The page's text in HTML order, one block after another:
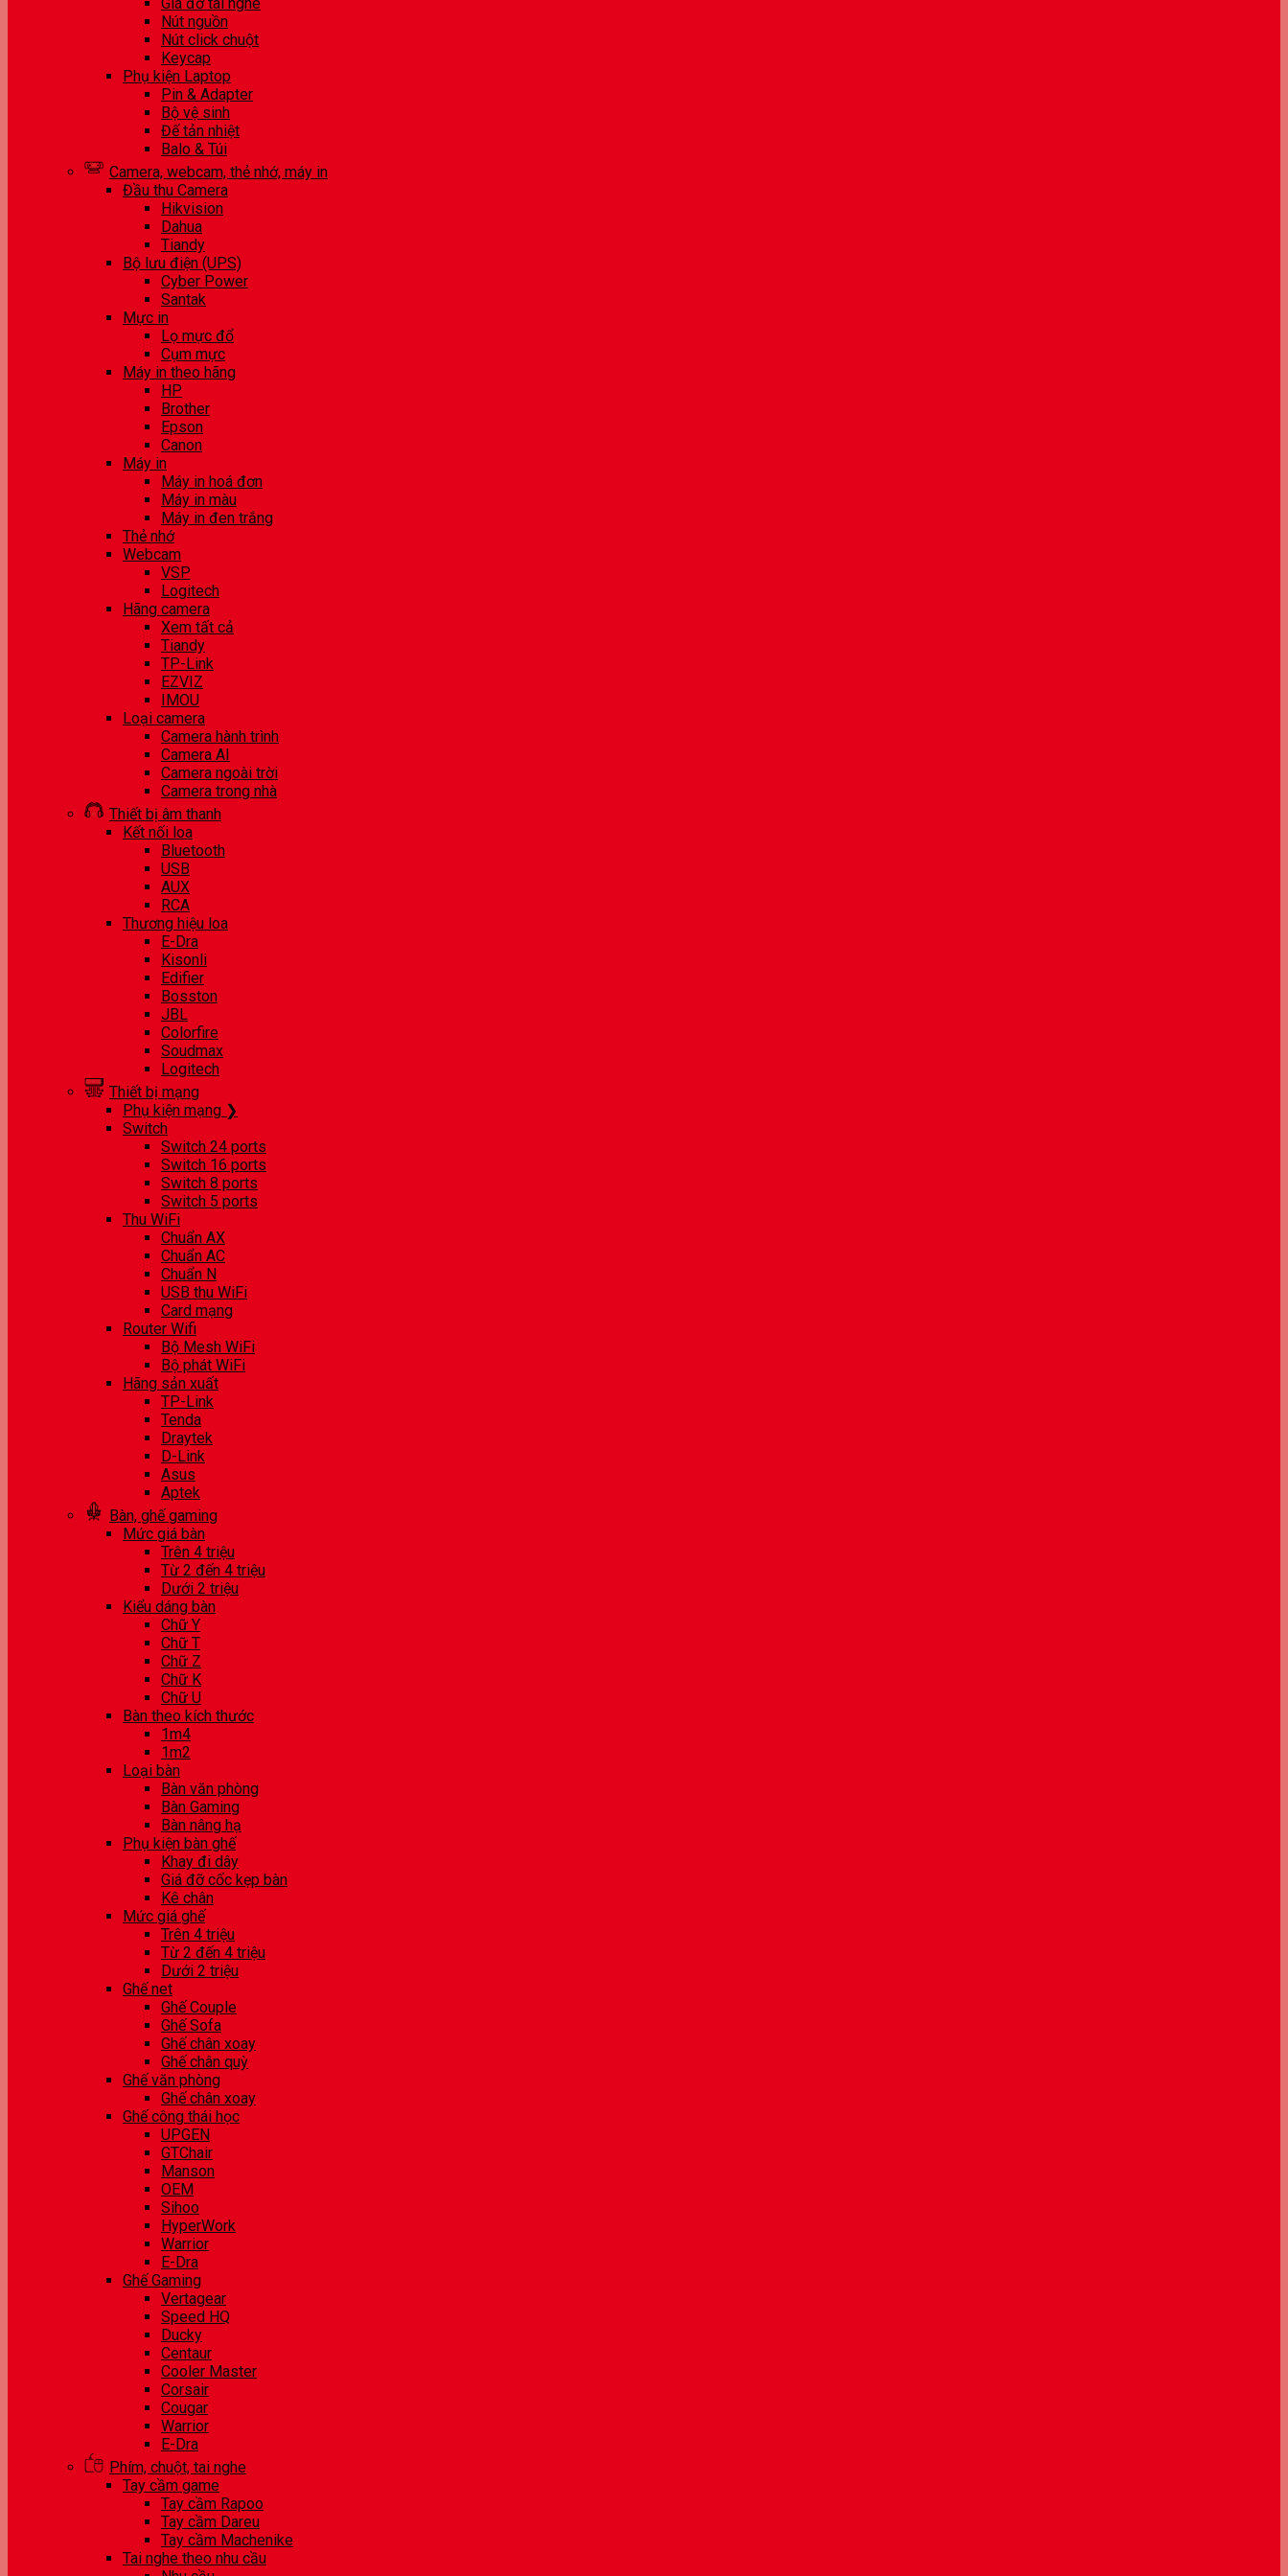
Nút nguồn
Nút click chuột
Keycap
Phụ kiện Laptop
Pin & Adapter
Bộ vệ sinh
Đế tản nhiệt
Balo & Túi
Camera, webcam, thẻ nhớ, máy in
Đầu thu Camera
Hikvision
Dahua
Tiandy
Bộ lưu điện (UPS)
Cyber Power
Santak
Mực in
Lọ mực đổ
Cụm mực
Máy in theo hãng
HP
Brother
Epson
Canon
Máy in
Máy in hoá đơn
Máy in màu
Máy in đen trắng
Thẻ nhớ
Webcam
VSP
Logitech
Hãng camera
Xem tất cả
Tiandy
TP-Link
EZVIZ
IMOU
Loại camera
Camera hành trình
Camera AI
Camera ngoài trời
Camera trong nhà
Thiết bị âm thanh
Kết nối loa
Bluetooth
USB
AUX
RCA
Thương hiệu loa
E-Dra
Kisonli
Edifier
Bosston
JBL
Colorfire
Soudmax
Logitech
Thiết bị mạng
Phụ kiện mạng ❯
Switch
Switch 24 ports
Switch 16 ports
Switch 8 ports
Switch 5 ports
Thu WiFi
Chuẩn AX
Chuẩn AC
Chuẩn N
USB thu WiFi
Card mạng
Router Wifi
Bộ Mesh WiFi
Bộ phát WiFi
Hãng sản xuất
TP-Link
Tenda
Draytek
D-Link
Asus
Aptek
Bàn, ghế gaming
Mức giá bàn
Trên 4 triệu
Từ 2 đến 4 triệu
Dưới 2 triệu
Kiểu dáng bàn
Chữ Y
Chữ T
Chữ Z
Chữ K
Chữ U
Bàn theo kích thước
1m4
1m2
Loại bàn
Bàn văn phòng
Bàn Gaming
Bàn nâng hạ
Phụ kiện bàn ghế
Khay đi dây
Giá đỡ cốc kẹp bàn
Kê chân
Mức giá ghế
Trên 4 triệu
Từ 2 đến 4 triệu
Dưới 2 triệu
Ghế net
Ghế Couple
Ghế Sofa
Ghế chân xoay
Ghế chân quỳ
Ghế văn phòng
Ghế chân xoay
Ghế công thái học
UPGEN
GTChair
Manson
OEM
Sihoo
HyperWork
Warrior
E-Dra
Ghế Gaming
Vertagear
Speed HQ
Ducky
Centaur
Cooler Master
Corsair
Cougar
Warrior
E-Dra
Phím, chuột, tai nghe
Tay cầm game
Tay cầm Rapoo
Tay cầm Dareu
Tay cầm Machenike
Tai nghe theo nhu cầu